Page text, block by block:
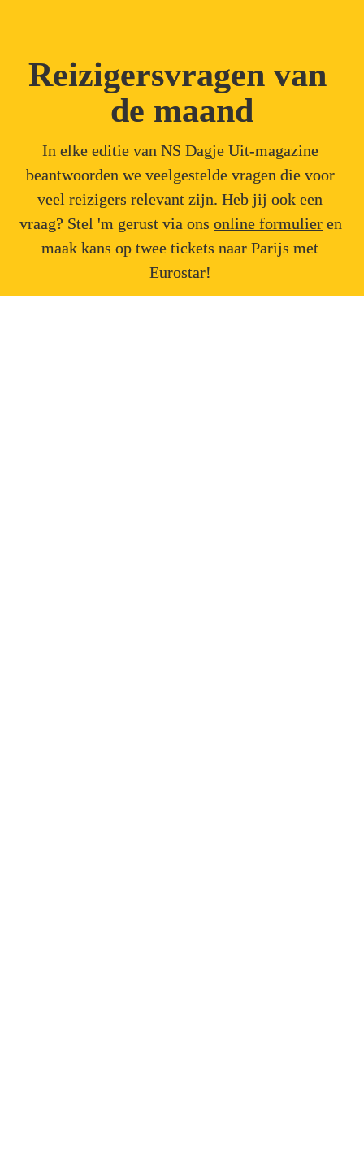
Reizigersvragen van
de maand
In elke editie van NS Dagje Uit-magazine
beantwoorden we veelgestelde vragen die voor
veel reizigers relevant zijn. Heb jij ook een
vraag? Stel 'm gerust via ons online formulier en
maak kans op twee tickets naar Parijs met
Eurostar!